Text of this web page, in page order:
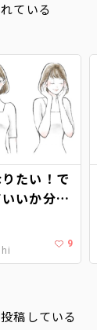
ている
たい！で
いか分か
ヘアメイ
クアップ
道〜
9
稿している